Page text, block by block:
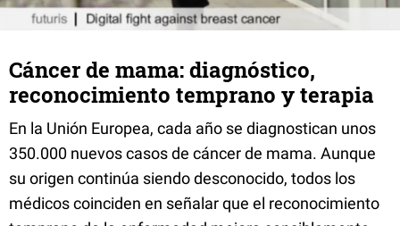
Cáncer de mama: diagnóstico,
reconocimiento temprano y terapia
En la Unión Europea, cada año se diagnostican unos
350.000 nuevos casos de cáncer de mama. Aunque
su origen continúa siendo desconocido, todos los
médicos coinciden en señalar que el reconocimiento